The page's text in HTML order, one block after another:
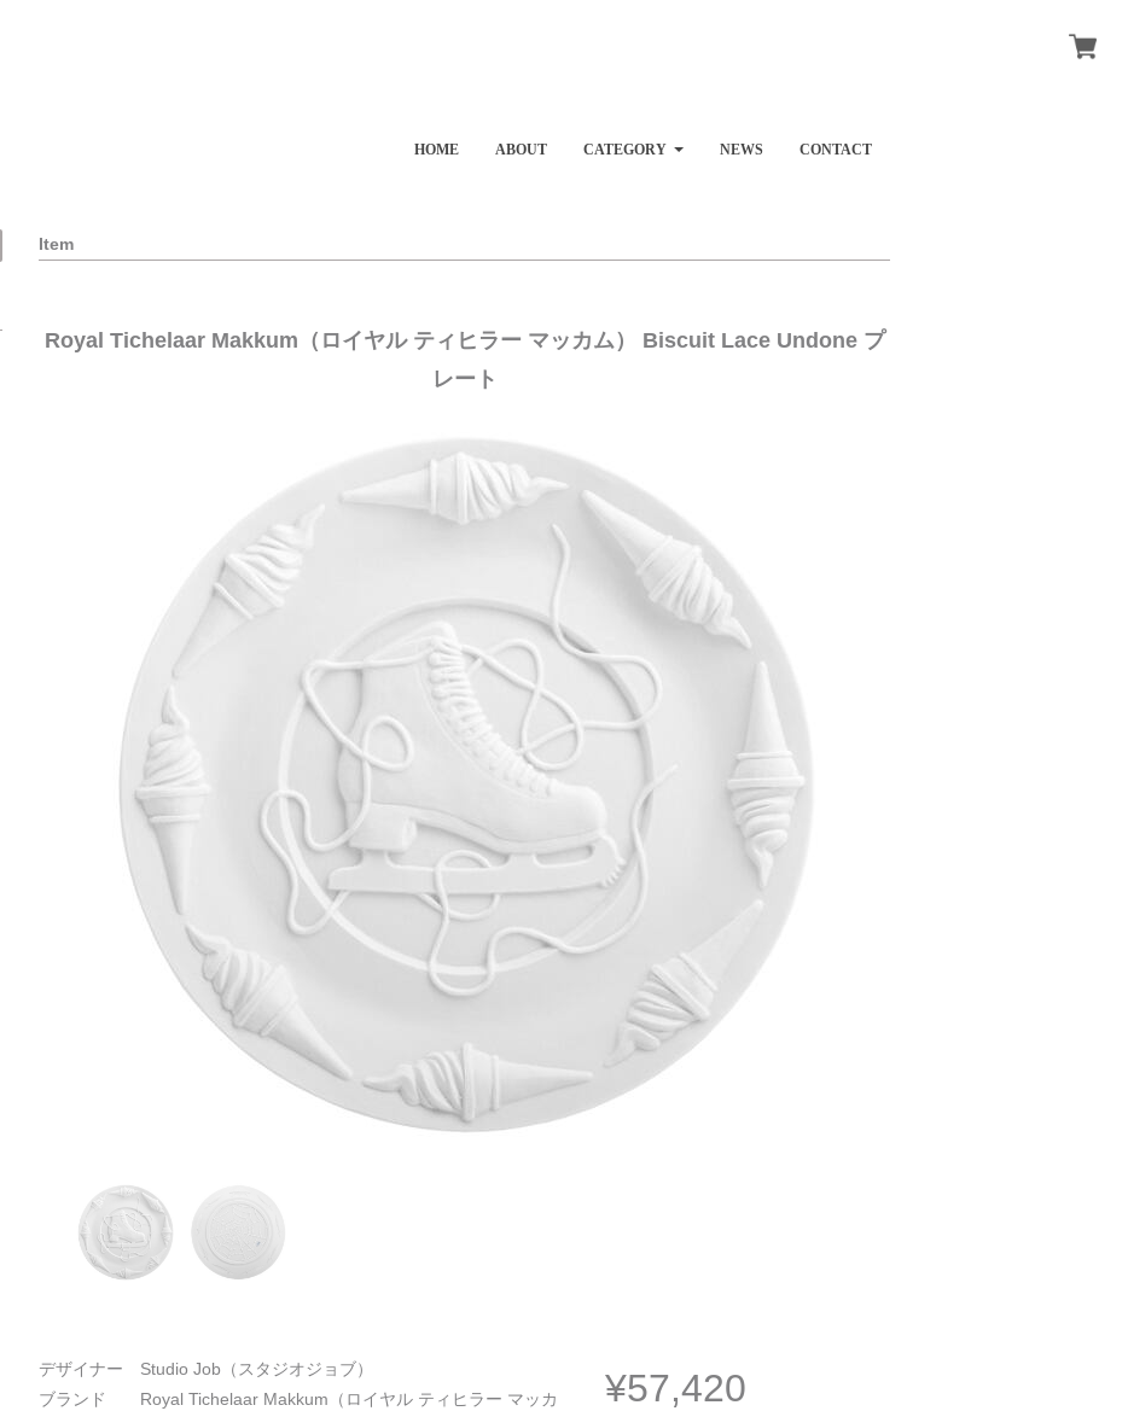
HOME ABOUT CATEGORY NEWS CONTACT
Item
Royal Tichelaar Makkum（ロイヤル ティヒラー マッカム） Biscuit Lace Undone プ
レート
デザイナー Studio Job（スタジオジョブ）
ブランド Royal Tichelaar Makkum（ロイヤル ティヒラー マッカ
¥57,420